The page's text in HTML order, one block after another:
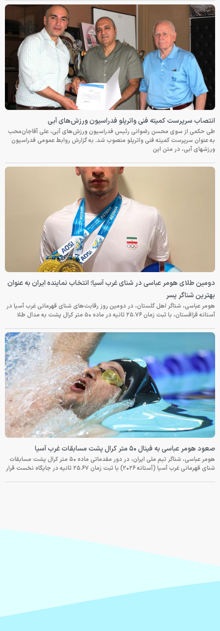
انتصاب سرپرست کمیته فنی واترپلو فدراسیون ورزش‌های آبی
طی حکمی از سوی محسن رضوانی رئیس فدراسیون ورزش‌های آبی، علی آقاجان‌محب
به عنوان سرپرست کمیته فنی واترپلو منصوب شد. به گزارش روابط عمومی فدراسیون
ورزشهای آبی، در متن این
دومین طلای هومر عباسی در شنای غرب آسیا؛ انتخاب نماینده ایران به عنوان
بهترین شناگر پسر
هومر عباسی، شناگر اهل گلستان، در دومین روز رقابت‌های شنای قهرمانی غرب آسیا در
آستانه قزاقستان، با ثبت زمان ۲۵.۷۶ ثانیه در ماده ۵۰ متر کرال پشت به مدال طلا
صعود هومر عباسی به فینال ۵۰ متر کرال پشت مسابقات غرب آسیا
هومر عباسی، شناگر تیم ملی ایران، در دور مقدماتی ماده ۵۰ متر کرال پشت مسابقات
شنای قهرمانی غرب آسیا (آستانه ۲۰۲۶) با ثبت زمان ۲۵.۶۷ ثانیه در جایگاه نخست قرار